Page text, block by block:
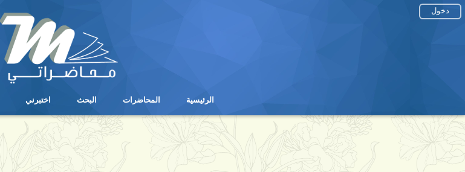
دخول اختبرني
الرئيسية المحاضرات البحث اختبرني